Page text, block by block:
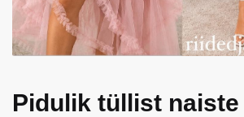
Pidulik tüllist naiste